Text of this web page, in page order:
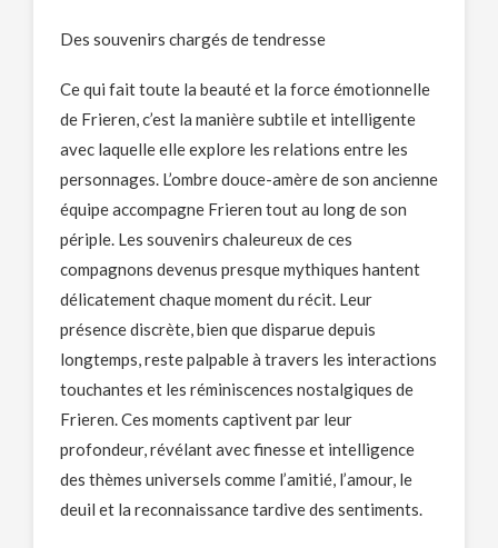
Des souvenirs chargés de tendresse
Ce qui fait toute la beauté et la force émotionnelle
de Frieren, c’est la manière subtile et intelligente
avec laquelle elle explore les relations entre les
personnages. L’ombre douce-amère de son ancienne
équipe accompagne Frieren tout au long de son
périple. Les souvenirs chaleureux de ces
compagnons devenus presque mythiques hantent
délicatement chaque moment du récit. Leur
présence discrète, bien que disparue depuis
longtemps, reste palpable à travers les interactions
touchantes et les réminiscences nostalgiques de
Frieren. Ces moments captivent par leur
profondeur, révélant avec finesse et intelligence
des thèmes universels comme l’amitié, l’amour, le
deuil et la reconnaissance tardive des sentiments.